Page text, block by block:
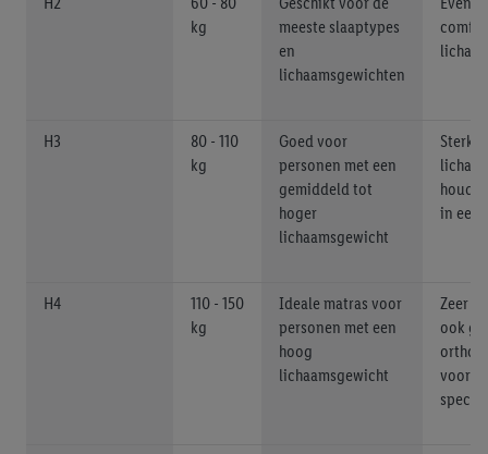
kg
meeste slaaptypes
en
lichaamsgewichten
H3
80 - 110
kg
Goed voor
personen met een
gemiddeld tot
hoger
lichaamsgewicht
Sterke
houdt
in een
H4
110 - 150
kg
Ideale matras voor
personen met een
hoog
lichaamsgewicht
Zeer
ook
voor